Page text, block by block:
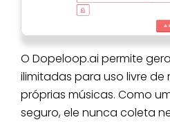
O Dopeloop.ai permite
ilimitadas para uso livre de
próprias músicas. Como
seguro, ele nunca coleta